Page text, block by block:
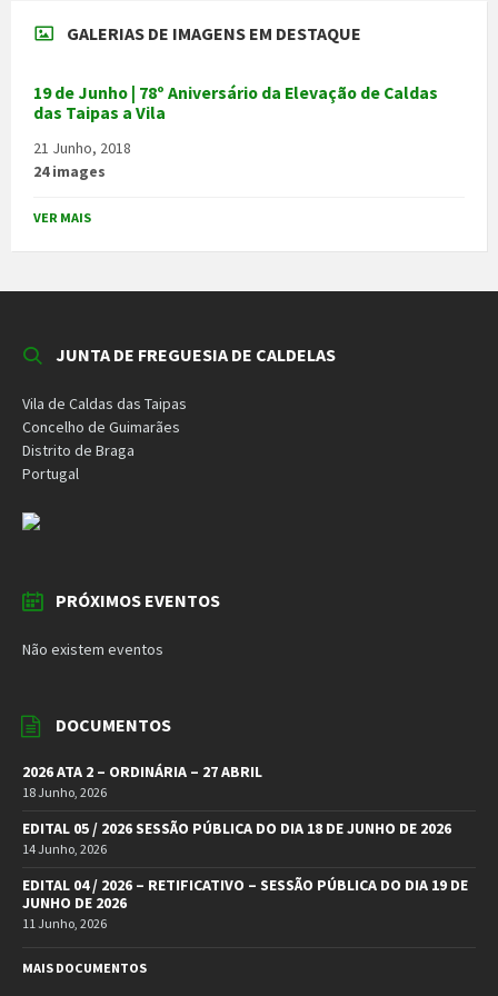
GALERIAS DE IMAGENS EM DESTAQUE
19 de Junho | 78º Aniversário da Elevação de Caldas
das Taipas a Vila
21 Junho, 2018
24 images
VER MAIS
JUNTA DE FREGUESIA DE CALDELAS
Vila de Caldas das Taipas
Concelho de Guimarães
Distrito de Braga
Portugal
PRÓXIMOS EVENTOS
Não existem eventos
DOCUMENTOS
2026 ATA 2 – ORDINÁRIA – 27 ABRIL
18 Junho, 2026
EDITAL 05 / 2026 SESSÃO PÚBLICA DO DIA 18 DE JUNHO DE 2026
14 Junho, 2026
EDITAL 04 / 2026 – RETIFICATIVO – SESSÃO PÚBLICA DO DIA 19 DE
JUNHO DE 2026
11 Junho, 2026
MAIS DOCUMENTOS